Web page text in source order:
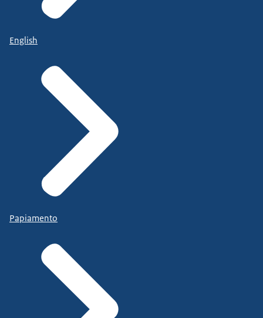
English
Papiamento